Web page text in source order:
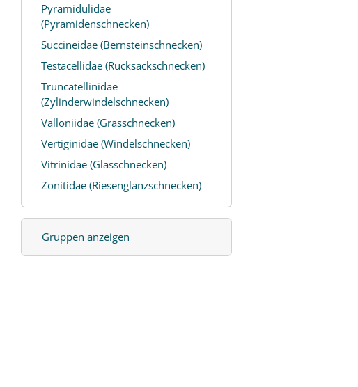
Pyramidulidae
(Pyramidenschnecken)
Succineidae (Bernsteinschnecken)
Testacellidae (Rucksackschnecken)
Truncatellinidae
(Zylinderwindelschnecken)
Valloniidae (Grasschnecken)
Vertiginidae (Windelschnecken)
Vitrinidae (Glasschnecken)
Zonitidae (Riesenglanzschnecken)
Gruppen anzeigen